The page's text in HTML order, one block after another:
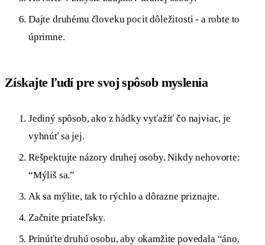
Dajte druhému človeku pocit dôležitosti - a robte to
úprimne.
Získajte ľudí pre svoj spôsob myslenia
Jediný spôsob, ako z hádky vyťažiť čo najviac, je
vyhnúť sa jej.
Rešpektujte názory druhej osoby. Nikdy nehovorte:
“Mýliš sa.”
Ak sa mýlite, tak to rýchlo a dôrazne priznajte.
Začnite priateľsky.
Prinúťte druhú osobu, aby okamžite povedala “áno,